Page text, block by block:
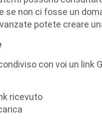
se non ci fosse un
potete creare
con voi un link
ricevuto